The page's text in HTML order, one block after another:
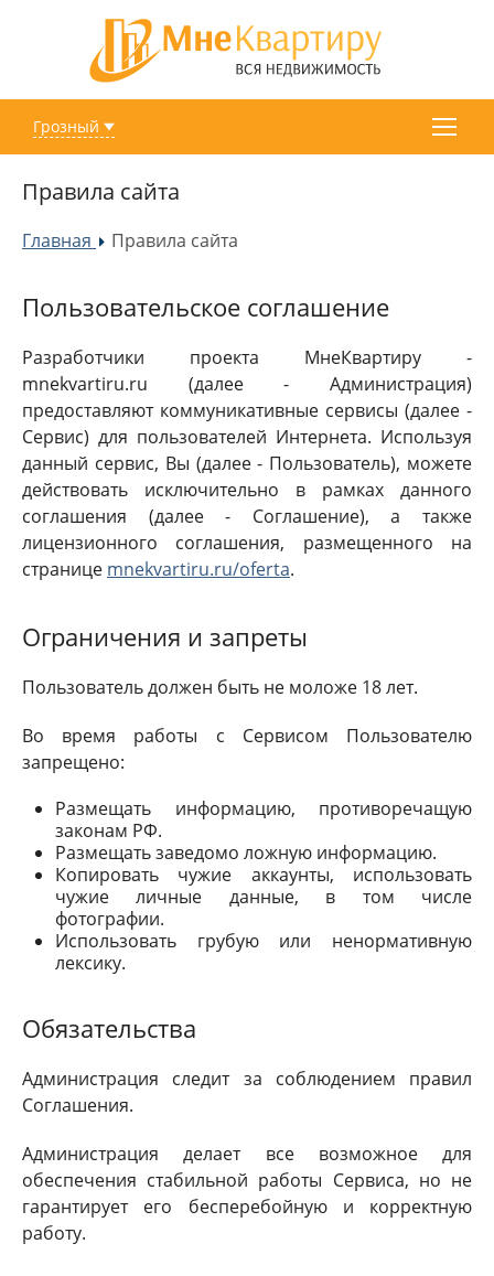
Грозный
Правила сайта
Главная »Правила сайта
Пользовательское соглашение
Разработчики проекта МнеКвартиру -
mnekvartiru.ru (далее - Администрация)
предоставляют коммуникативные сервисы (далее -
Сервис) для пользователей Интернета. Используя
данный сервис, Вы (далее - Пользователь), можете
действовать исключительно в рамках данного
соглашения (далее - Соглашение), а также
лицензионного соглашения, размещенного на
странице mnekvartiru.ru/oferta.
Ограничения и запреты
Пользователь должен быть не моложе 18 лет.
Во время работы с Сервисом Пользователю
запрещено:
Размещать информацию, противоречащую
законам РФ.
Размещать заведомо ложную информацию.
Копировать чужие аккаунты, использовать
чужие личные данные, в том числе
фотографии.
Использовать грубую или ненормативную
лексику.
Обязательства
Администрация следит за соблюдением правил
Соглашения.
Администрация делает все возможное для
обеспечения стабильной работы Сервиса, но не
гарантирует его бесперебойную и корректную
работу.